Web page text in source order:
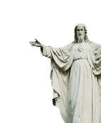
content